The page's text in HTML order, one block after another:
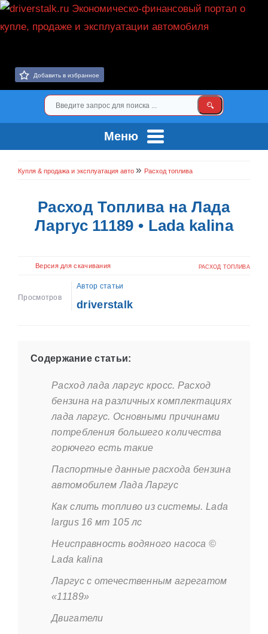
Добавить в избранное
Меню
Купля & продажа и эксплуатация авто » Расход топлива
Расход Топлива на Лада
Ларгус 11189 • Lada kalina
Версия для скачивания РАСХОД ТОПЛИВА
Просмотров
Автор статьи
driverstalk
Содержание статьи:
Расход лада ларгус кросс. Расход
бензина на различных комплектациях
лада ларгус. Основными причинами
потребления большего количества
горючего есть такие
Паспортные данные расхода бензина
автомобилем Лада Ларгус
Как слить топливо из системы. Lada
largus 16 мт 105 лс
Неисправность водяного насоса ©
Lada kalina
Ларгус с отечественным агрегатом
«11189»
Двигатели